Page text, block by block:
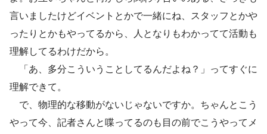
言いましたけどイベントとかで一緒にね、スタッフとかや
ったりとかもやってるから、人となりもわかってて活動も
理解してるわけだから。
「あ、多分こういうことしてるんだよね？」ってすぐに
理解できて。
で、物理的な移動がないじゃないですか。ちゃんとこう
やって今、記者さんと喋ってるのも目の前でこうやってメ